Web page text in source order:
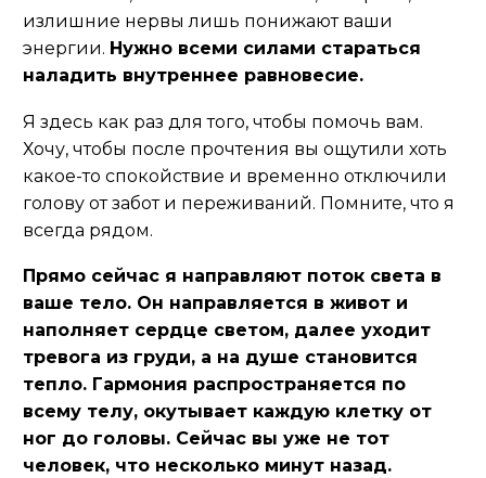
излишние нервы лишь понижают ваши
энергии. Нужно всеми силами стараться
наладить внутреннее равновесие.
Я здесь как раз для того, чтобы помочь вам.
Хочу, чтобы после прочтения вы ощутили хоть
какое-то спокойствие и временно отключили
голову от забот и переживаний. Помните, что я
всегда рядом.
Прямо сейчас я направляют поток света в
ваше тело. Он направляется в живот и
наполняет сердце светом, далее уходит
тревога из груди, а на душе становится
тепло. Гармония распространяется по
всему телу, окутывает каждую клетку от
ног до головы. Сейчас вы уже не тот
человек, что несколько минут назад.